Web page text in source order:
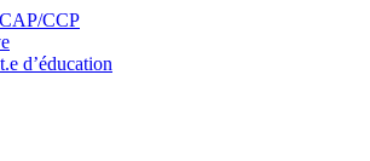
CCP
d’éducation